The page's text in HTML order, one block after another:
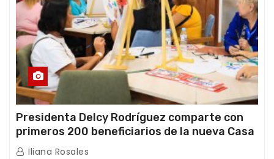
Presidenta Delcy Rodríguez comparte con
primeros 200 beneficiarios de la nueva Casa
de los Abuelos “La Primavera” en Caracas
Iliana Rosales